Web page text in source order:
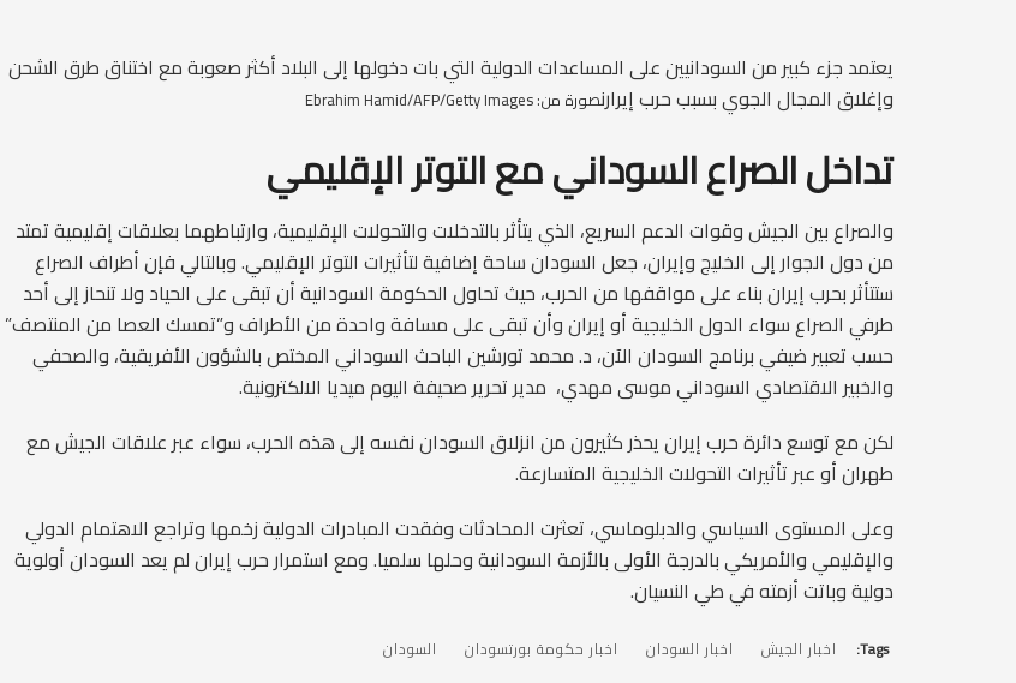
يعتمد جزء كبير من السودانيين على المساعدات الدولية التي بات دخولها إلى البلاد أكثر صعوبة مع اختناق طرق الشحن
وإغلاق المجال الجوي بسبب حرب إيرارنصورة من: Ebrahim Hamid/AFP/Getty Images
تداخل الصراع السوداني مع التوتر الإقليمي
والصراع بين الجيش وقوات الدعم السريع، الذي يتأثر بالتدخلات والتحولات الإقليمية، وارتباطهما بعلاقات إقليمية تمتد
من دول الجوار إلى الخليج وإيران، جعل السودان ساحة إضافية لتأثيرات التوتر الإقليمي. وبالتالي فإن أطراف الصراع
ستتأثر بحرب إيران بناء على مواقفها من الحرب، حيث تحاول الحكومة السودانية أن تبقى على الحياد ولا تنحاز إلى أحد
طرفي الصراع سواء الدول الخليجية أو إيران وأن تبقى على مسافة واحدة من الأطراف و”تمسك العصا من المنتصف”
حسب تعبير ضيفي برنامج السودان الآن، د. محمد تورشين الباحث السوداني المختص بالشؤون الأفريقية، والصحفي
والخبير الاقتصادي السوداني موسى مهدي، مدير تحرير صحيفة اليوم ميديا الالكترونية.
لكن مع توسع دائرة حرب إيران يحذر كثيرون من انزلاق السودان نفسه إلى هذه الحرب، سواء عبر علاقات الجيش مع
طهران أو عبر تأثيرات التحولات الخليجية المتسارعة.
وعلى المستوى السياسي والدبلوماسي، تعثرت المحادثات وفقدت المبادرات الدولية زخمها وتراجع الاهتمام الدولي
والإقليمي والأمريكي بالدرجة الأولى بالأزمة السودانية وحلها سلميا. ومع استمرار حرب إيران لم يعد السودان أولوية
دولية وباتت أزمته في طي النسيان.
Tags: اخبار الجيش اخبار السودان اخبار حكومة بورتسودان السودان